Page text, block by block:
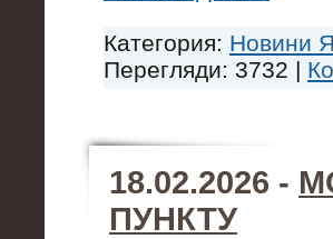
Категория: Новини
Перегляди: 3732 |
18.02.2026 -
ПУНКТУ